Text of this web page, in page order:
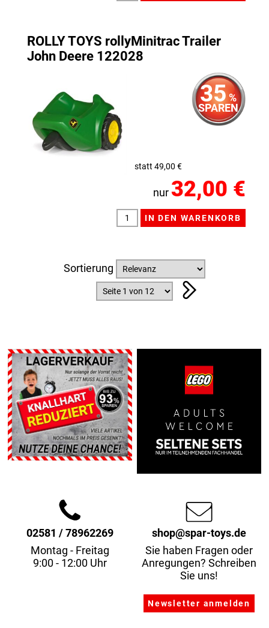
ROLLY TOYS rollyMinitrac Trailer
John Deere 122028
35 %
SPAREN
statt 49,00 €
nur32,00 €
Sortierung
02581 / 78962269
Montag - Freitag
9:00 - 12:00 Uhr
shop@spar-toys.de
Sie haben Fragen oder
Anregungen? Schreiben
Sie uns!